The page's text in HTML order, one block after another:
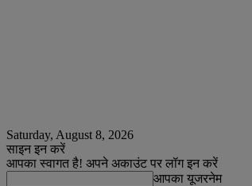
Saturday, August 8, 2026
साइन इन करें
आपका स्वागत है! अपने अकाउंट पर लॉग इन करें
आपका यूजरनेम